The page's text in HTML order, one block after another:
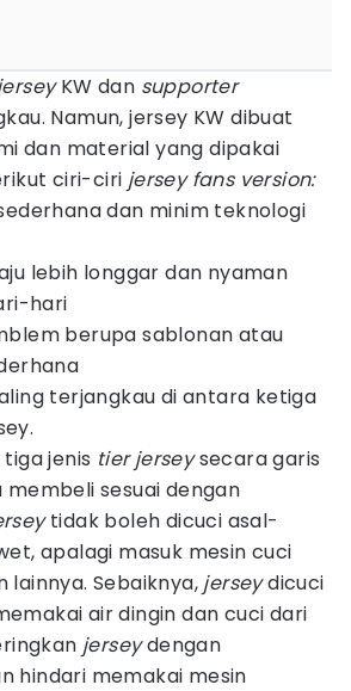
KW dan supporter
Namun, jersey KW dibuat
dan material yang dipakai
ciri-ciri jersey fans version:
dan minim teknologi
lebih longgar dan nyaman
hari
berupa sablonan atau
terjangkau di antara ketiga
jenis tier jerseysecara garis
membeli sesuai dengan
tidak boleh dicuci asal-
apalagi masuk mesin cuci
lainnya. Sebaiknya, jerseydicuci
air dingin dan cuci dari
jerseydengan
hindari memakai mesin